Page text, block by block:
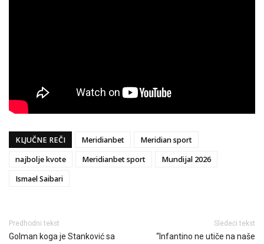
KLJUČNE REČI Meridianbet
Meridian sport
najbolje kvote
Meridianbet sport
Mundijal 2026
Ismael Saibari
Predhodni tekst
Golman koga je Stanković sa
Sledeći tekst
“Infantino ne utiče na naše